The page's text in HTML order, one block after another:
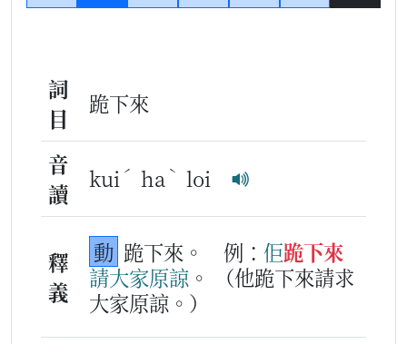
詞
目
跪下來
音
讀
kui ˊ ha ˋ loi
釋
義
動 跪下來。 例： 佢跪下來
請大家原諒 。
（他跪下來請求
大家原諒。）